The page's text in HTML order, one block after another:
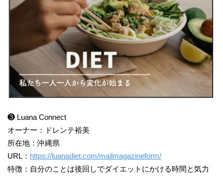
❸ Luana Connect
オーナー：ドレンテ裕美
所在地：沖縄県
URL： https://luanadiet.com/mailmagazineform/
特徴：自分のことは後回しでダイエットにかける時間と気力